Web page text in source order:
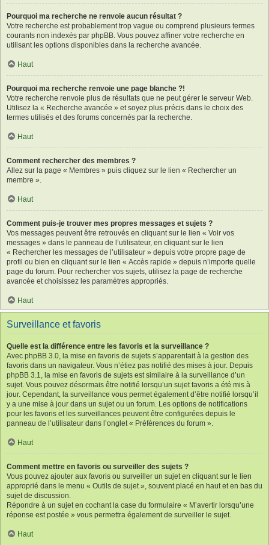
Pourquoi ma recherche ne renvoie aucun résultat ?
Votre recherche est probablement trop vague ou comprend plusieurs termes
courants non indexés par phpBB. Vous pouvez affiner votre recherche en
utilisant les options disponibles dans la recherche avancée.
Haut
Pourquoi ma recherche renvoie une page blanche ?!
Votre recherche renvoie plus de résultats que ne peut gérer le serveur Web.
Utilisez la « Recherche avancée » et soyez plus précis dans le choix des
termes utilisés et des forums concernés par la recherche.
Haut
Comment rechercher des membres ?
Allez sur la page « Membres » puis cliquez sur le lien « Rechercher un
membre ».
Haut
Comment puis-je trouver mes propres messages et sujets ?
Vos messages peuvent être retrouvés en cliquant sur le lien « Voir vos
messages » dans le panneau de l’utilisateur, en cliquant sur le lien
« Rechercher les messages de l’utilisateur » depuis votre propre page de
profil ou bien en cliquant sur le lien « Accès rapide » depuis n’importe quelle
page du forum. Pour rechercher vos sujets, utilisez la page de recherche
avancée et choisissez les paramètres appropriés.
Haut
Surveillance et favoris
Quelle est la différence entre les favoris et la surveillance ?
Avec phpBB 3.0, la mise en favoris de sujets s’apparentait à la gestion des
favoris dans un navigateur. Vous n’étiez pas notifié des mises à jour. Depuis
phpBB 3.1, la mise en favoris de sujets est similaire à la surveillance d’un
sujet. Vous pouvez désormais être notifié lorsqu’un sujet favoris a été mis à
jour. Cependant, la surveillance vous permet également d’être notifié lorsqu’il
y a une mise à jour dans un sujet ou un forum. Les options de notifications
pour les favoris et les surveillances peuvent être configurées depuis le
panneau de l’utilisateur dans l’onglet « Préférences du forum ».
Haut
Comment mettre en favoris ou surveiller des sujets ?
Vous pouvez ajouter aux favoris ou surveiller un sujet en cliquant sur le lien
approprié dans le menu « Outils de sujet », souvent placé en haut et en bas du
sujet de discussion.
Répondre à un sujet en cochant la case du formulaire « M’avertir lorsqu’une
réponse est postée » vous permettra également de surveiller le sujet.
Haut